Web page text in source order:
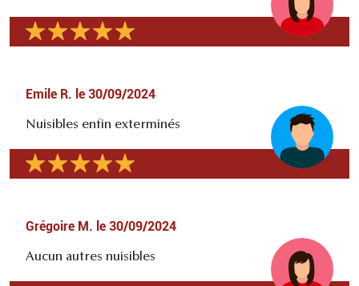
Emile R. le 30/09/2024
Nuisibles enfin exterminés
Grégoire M. le 30/09/2024
Aucun autres nuisibles